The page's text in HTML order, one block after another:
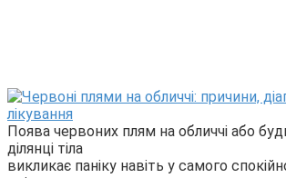
Поява червоних плям на обличчі або
ділянці тіла
викликає паніку навіть у самого